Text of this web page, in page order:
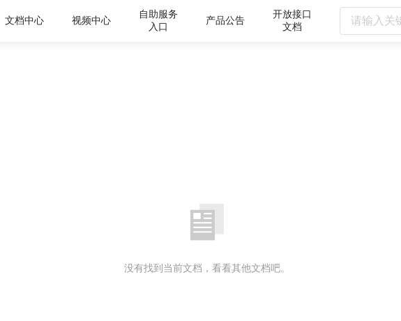
文档中心 视频中心
自助服务
入口
产品公告
开放接口
文档
没有找到当前文档，看看其他文档吧。